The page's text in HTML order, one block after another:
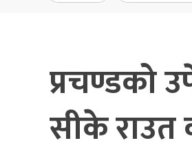
प्रचण्डको
सीके राउत